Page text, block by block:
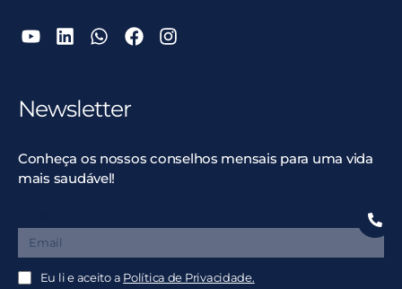
Newsletter
Conheça os nossos conselhos mensais para uma vida
mais saudável!
Eu li e aceito a Política de Privacidade.